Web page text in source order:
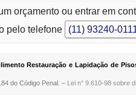
orçamento ou entrar em
pelo telefone
(11) 93240-
Restauração e Lapidação de
do Código Penal. – Lei n° 9.610-98 sobre